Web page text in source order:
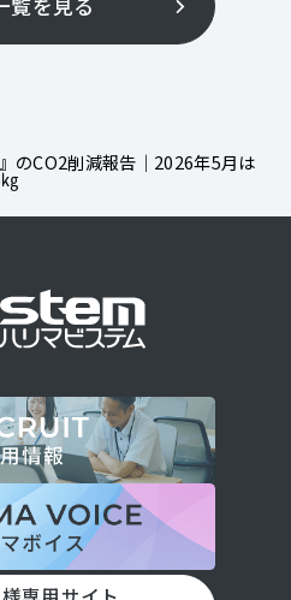
のCO2削減報告｜2026年5月は